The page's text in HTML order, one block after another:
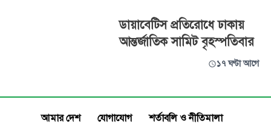
ডায়াবেটিস প্রতিরোধে ঢাকায়
আন্তর্জাতিক সামিট বৃহস্পতিবার
১৭ ঘণ্টা আগে
আমার দেশ যোগাযোগ
শর্তাবলি ও নীতিমালা